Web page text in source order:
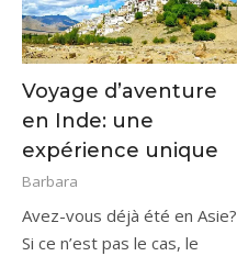
Voyage d’aventure
en Inde: une
expérience unique
Barbara
Avez-vous déjà été en Asie?
Si ce n’est pas le cas, le